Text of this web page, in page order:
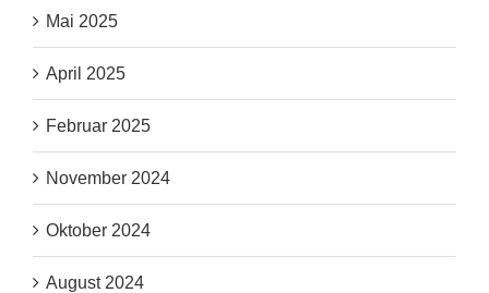
Mai 2025
April 2025
Februar 2025
November 2024
Oktober 2024
August 2024